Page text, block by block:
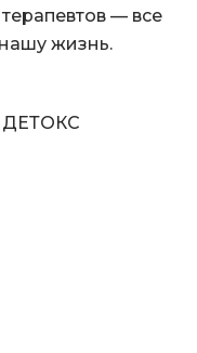
— все
жизнь.
ДЕТОКС